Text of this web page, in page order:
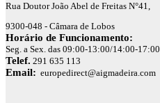
Rua Doutor João Abel de Freitas N°41,
9300-048 - Câmara de Lobos
Horário de Funcionamento:
Seg. a Sex. das 09:00-13:00/14:00-17:00
Telef. 291 635 113
Email: europedirect@aigmadeira.com